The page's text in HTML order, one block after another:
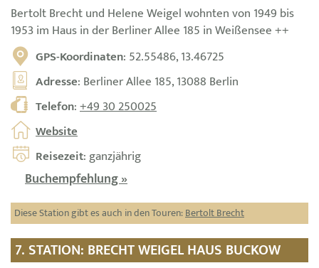
Bertolt Brecht und Helene Weigel wohnten von 1949 bis
1953 im Haus in der Berliner Allee 185 in Weißensee ++
GPS-Koordinaten: 52.55486, 13.46725
Adresse: Berliner Allee 185, 13088 Berlin
Telefon:+49 30 250025
Website
Reisezeit: ganzjährig
Buchempfehlung »
Diese Station gibt es auch in den Touren:Bertolt Brecht
7. STATION: BRECHT WEIGEL HAUS BUCKOW